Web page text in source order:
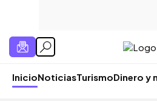
InicioNoticiasTurismoDinero y